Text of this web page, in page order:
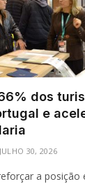
66% dos
e
JULHO 30, 2026
a posição